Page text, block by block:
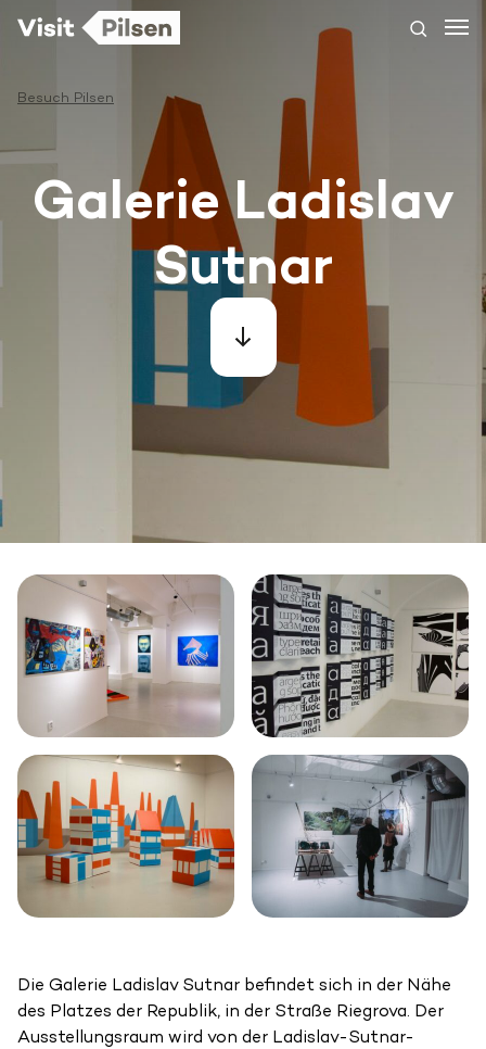
Besuch Pilsen
Galerie Ladislav
Sutnar
Die Galerie Ladislav Sutnar befindet sich in der Nähe
des Platzes der Republik, in der Straße Riegrova. Der
Ausstellungsraum wird von der Ladislav-Sutnar-